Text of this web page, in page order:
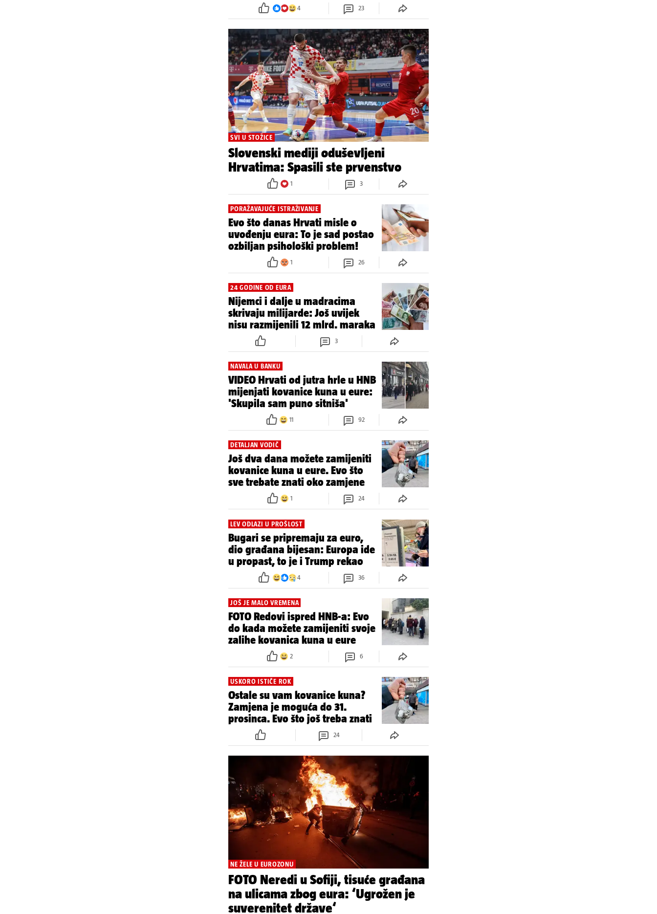
4 23
SVI U STOŽICE
Slovenski mediji oduševljeni
Hrvatima: Spasili ste prvenstvo
1 3
PORAŽAVAJUĆE ISTRAŽIVANJE
Evo što danas Hrvati misle o
uvođenju eura: To je sad postao
ozbiljan psihološki problem!
1 26
24 GODINE OD EURA
Nijemci i dalje u madracima
skrivaju milijarde: Još uvijek
nisu razmijenili 12 mlrd. maraka
3
NAVALA U BANKU
VIDEO Hrvati od jutra hrle u HNB
mijenjati kovanice kuna u eure:
'Skupila sam puno sitniša'
11 92
DETALJAN VODIČ
Još dva dana možete zamijeniti
kovanice kuna u eure. Evo što
sve trebate znati oko zamjene
1 24
LEV ODLAZI U PROŠLOST
Bugari se pripremaju za euro,
dio građana bijesan: Europa ide
u propast, to je i Trump rekao
4 36
JOŠ JE MALO VREMENA
FOTO Redovi ispred HNB-a: Evo
do kada možete zamijeniti svoje
zalihe kovanica kuna u eure
2 6
USKORO ISTIČE ROK
Ostale su vam kovanice kuna?
Zamjena je moguća do 31.
prosinca. Evo što još treba znati
24
NE ŽELE U EUROZONU
FOTO Neredi u Sofiji, tisuće građana
na ulicama zbog eura: ‘Ugrožen je
suverenitet države‘